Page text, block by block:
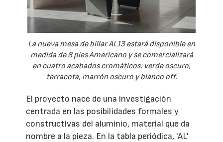
La nueva mesa de billar AL13 estará disponible en
medida de 8 pies Americano y se comercializará
en cuatro acabados cromáticos: verde oscuro,
terracota, marrón oscuro y blanco off.
El proyecto nace de una investigación
centrada en las posibilidades formales y
constructivas del aluminio, material que da
nombre a la pieza. En la tabla periódica, 'AL'